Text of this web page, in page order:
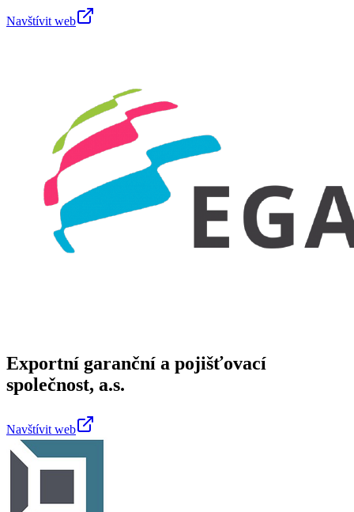
Navštívit web
Exportní garanční a pojišťovací
společnost, a.s.
Navštívit web